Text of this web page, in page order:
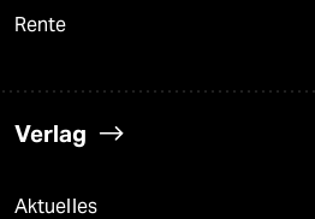
Rente
Verlag
Aktuelles